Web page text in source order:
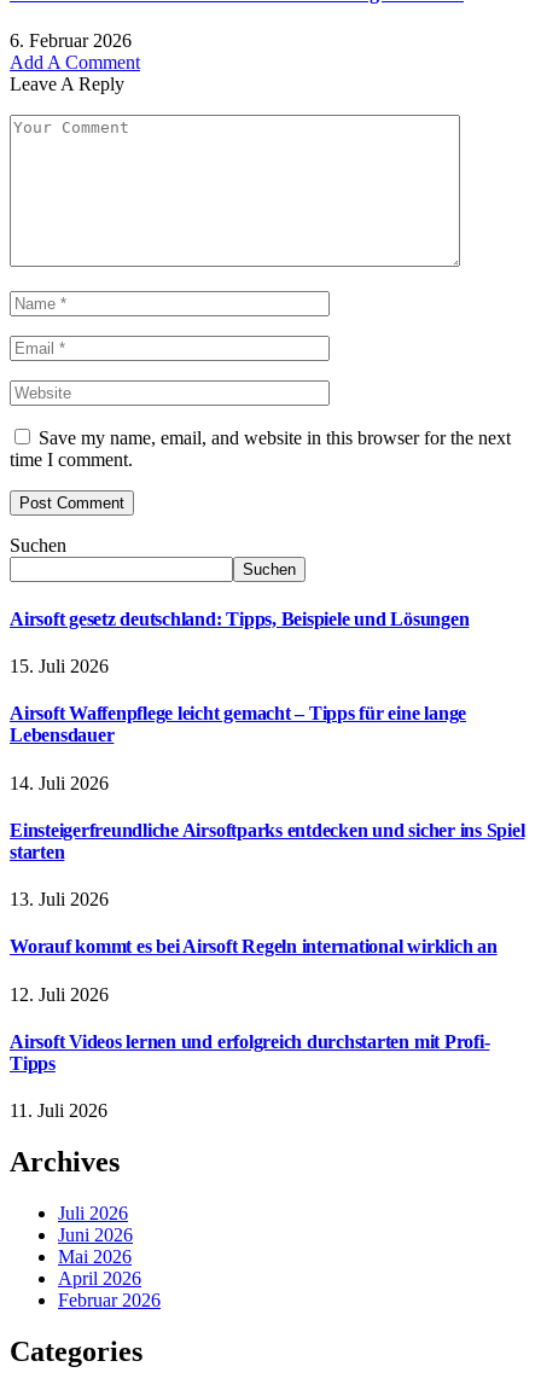
6. Februar 2026
Add A Comment
Leave A Reply
Save my name, email, and website in this browser for the next
time I comment.
Suchen
Suchen
Airsoft gesetz deutschland: Tipps, Beispiele und Lösungen
15. Juli 2026
Airsoft Waffenpflege leicht gemacht – Tipps für eine lange
Lebensdauer
14. Juli 2026
Einsteigerfreundliche Airsoftparks entdecken und sicher ins Spiel
starten
13. Juli 2026
Worauf kommt es bei Airsoft Regeln international wirklich an
12. Juli 2026
Airsoft Videos lernen und erfolgreich durchstarten mit Profi-
Tipps
11. Juli 2026
Archives
Juli 2026
Juni 2026
Mai 2026
April 2026
Februar 2026
Categories